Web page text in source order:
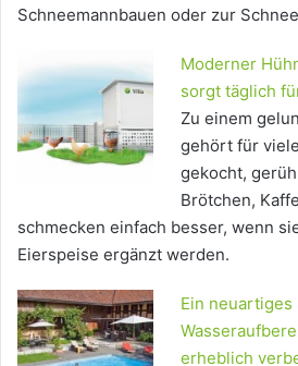
Schneemannbauen oder zur
Moderner
sorgt täglich
Zu einem
gehört für
gekocht,
Brötchen,
schmecken einfach besser, wenn
Eierspeise ergänzt werden.
Ein neuartiges
erheblich